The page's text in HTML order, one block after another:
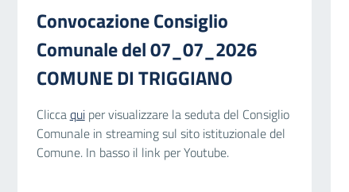
Convocazione Consiglio
Comunale del 07_07_2026
COMUNE DI TRIGGIANO
Cliccaquiper visualizzare la seduta del Consiglio
Comunale in streaming sul sito istituzionale del
Comune. In basso il link per Youtube.